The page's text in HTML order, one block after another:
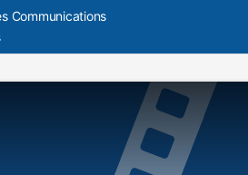
Communications